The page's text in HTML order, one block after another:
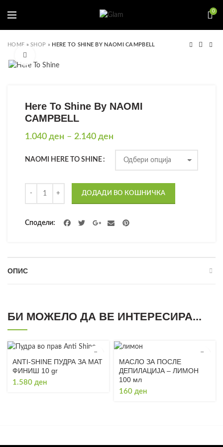
0
HOME »SHOP » HERE TO SHINE BY NAOMI CAMPBELL
Here To Shine By NAOMI
CAMPBELL
1.040 ден – 2.140 ден
1.040 ден
through
NAOMI HERE TO SHINE
ДОДАДИ ВО КОШНИЧКА
Сподели
ОПИС
БИ МОЖЕЛО ДА ВЕ ИНТЕРЕСИРА...
ANTI-SHINE ПУДРА ЗА МАТ
ФИНИШ 10 gr
1.580 ден
МАСЛО ЗА ПОСЛЕ
ДЕПИЛАЦИЈА – ЛИМОН
100 мл
160 ден